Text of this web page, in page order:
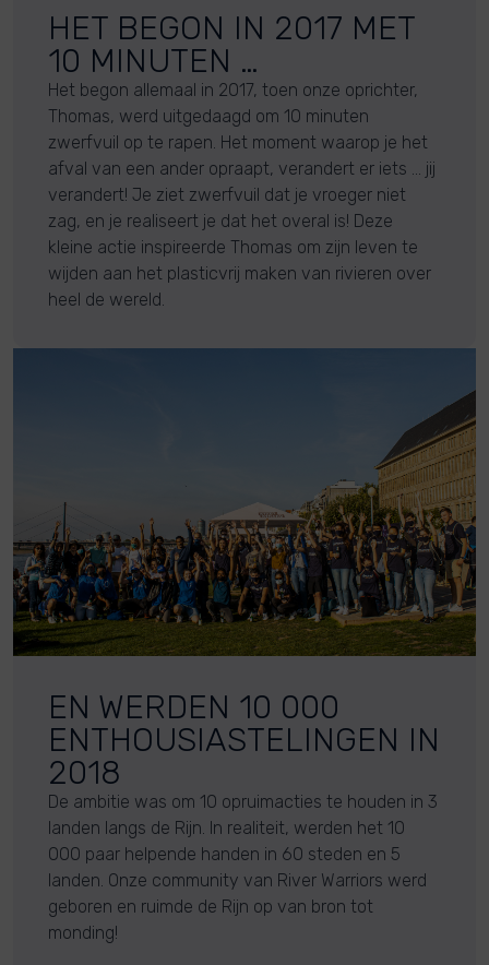
HET BEGON IN 2017 MET
10 MINUTEN …
Het begon allemaal in 2017, toen onze oprichter,
Thomas, werd uitgedaagd om 10 minuten
zwerfvuil op te rapen. Het moment waarop je het
afval van een ander opraapt, verandert er iets … jij
verandert! Je ziet zwerfvuil dat je vroeger niet
zag, en je realiseert je dat het overal is! Deze
kleine actie inspireerde Thomas om zijn leven te
wijden aan het plasticvrij maken van rivieren over
heel de wereld.
EN WERDEN 10 000
ENTHOUSIASTELINGEN IN
2018
De ambitie was om 10 opruimacties te houden in 3
landen langs de Rijn. In realiteit, werden het 10
000 paar helpende handen in 60 steden en 5
landen. Onze community van River Warriors werd
geboren en ruimde de Rijn op van bron tot
monding!